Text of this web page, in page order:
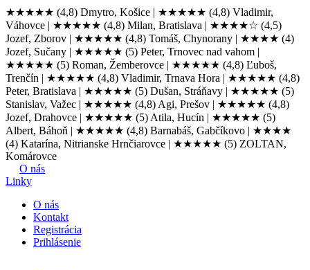
★★★★★ (4,8) Dmytro, Košice | ★★★★★ (4,8) Vladimir,
Váhovce | ★★★★★ (4,8) Milan, Bratislava | ★★★★☆ (4,5)
Jozef, Zborov | ★★★★★ (4,8) Tomáš, Chynorany | ★★★★ (4)
Jozef, Sučany | ★★★★★ (5) Peter, Trnovec nad vahom |
★★★★★ (5) Roman, Žemberovce | ★★★★★ (4,8) Ľuboš,
Trenčín | ★★★★★ (4,8) Vladimir, Trnava Hora | ★★★★★ (4,8)
Peter, Bratislava | ★★★★★ (5) Dušan, Stráňavy | ★★★★★ (5)
Stanislav, Važec | ★★★★★ (4,8) Agi, Prešov | ★★★★★ (4,8)
Jozef, Drahovce | ★★★★★ (5) Atila, Hucín | ★★★★★ (5)
Albert, Báhoň | ★★★★★ (4,8) Barnabáš, Gabčíkovo | ★★★★
(4) Katarína, Nitrianske Hrnčiarovce | ★★★★★ (5) ZOLTAN,
Komárovce
O nás
Linky
O nás
Kontakt
Registrácia
Prihlásenie